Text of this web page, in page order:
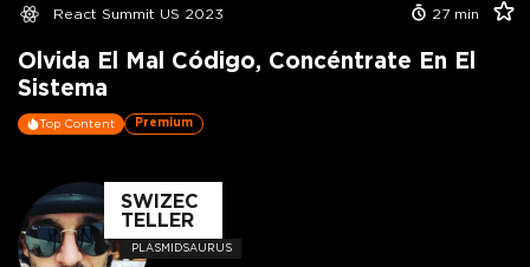
React Summit US 2023 27 min
Olvida El Mal Código, Concéntrate En El
Sistema
Top Content Premium
SWIZEC
TELLER
PLASMIDSAURUS